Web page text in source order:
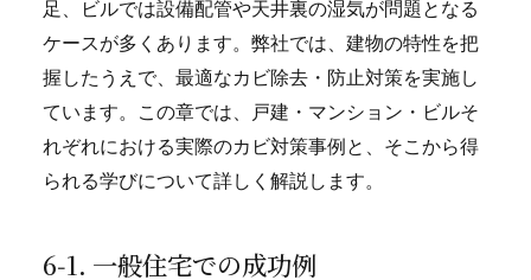
足、ビルでは設備配管や天井裏の湿気が問題となる
ケースが多くあります。弊社では、建物の特性を把
握したうえで、最適なカビ除去・防止対策を実施し
ています。この章では、戸建・マンション・ビルそ
れぞれにおける実際のカビ対策事例と、そこから得
られる学びについて詳しく解説します。
6‑1. 一般住宅での成功例